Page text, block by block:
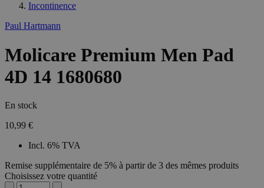
Incontinence
Paul Hartmann
Molicare Premium Men Pad
4D 14 1680680
En stock
10,99 €
Incl. 6% TVA
Remise supplémentaire de 5% à partir de 3 des mêmes produits
Choisissez votre quantité